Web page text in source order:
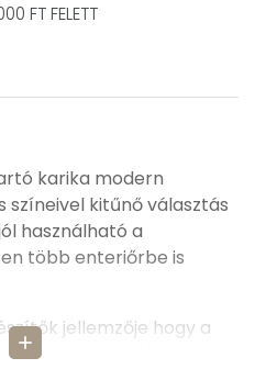
FT FELETT
add
karika modern
színeivel kitűnő választás
használható a
több enteriőrbe is
jellemzője hogy a
szögletes ívek